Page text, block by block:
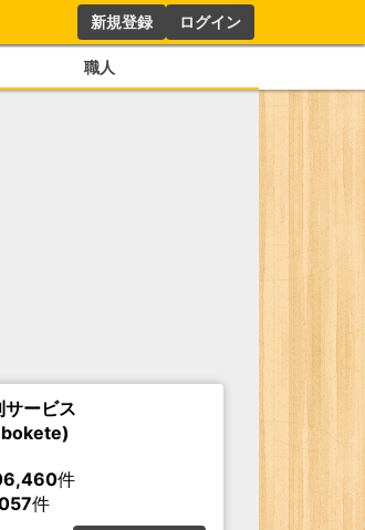
新規登録 ログイン
職人
ービス
件
件